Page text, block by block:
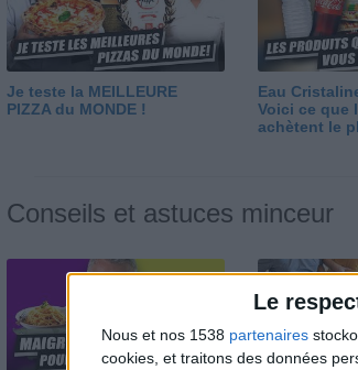
Le
Nous et nos 1538 partenaires
cookies, et traitons des données
Je teste la MEILLEURE
PIZZA du MONDE !
Eau
Voici ce que
achètent le
Conseils et astuces minceur